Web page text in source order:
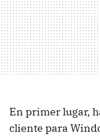
En primer lugar,
cliente para